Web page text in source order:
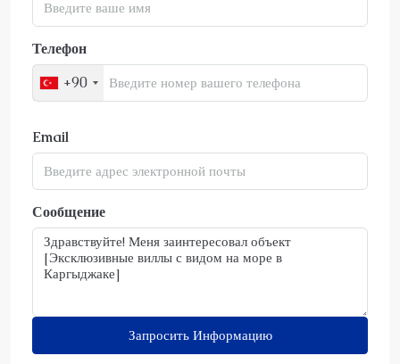
Телефон
+90
Email
Сообщение
Запросить Информацию